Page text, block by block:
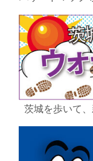
茨城を歩いて